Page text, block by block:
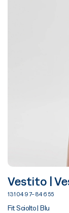
Vestito |
1310497-84655
Fit Sciolto | Blu